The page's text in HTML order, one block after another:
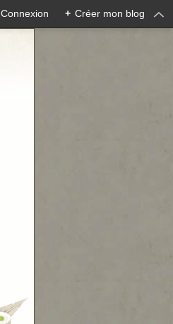
Connexion + Créer mon blog